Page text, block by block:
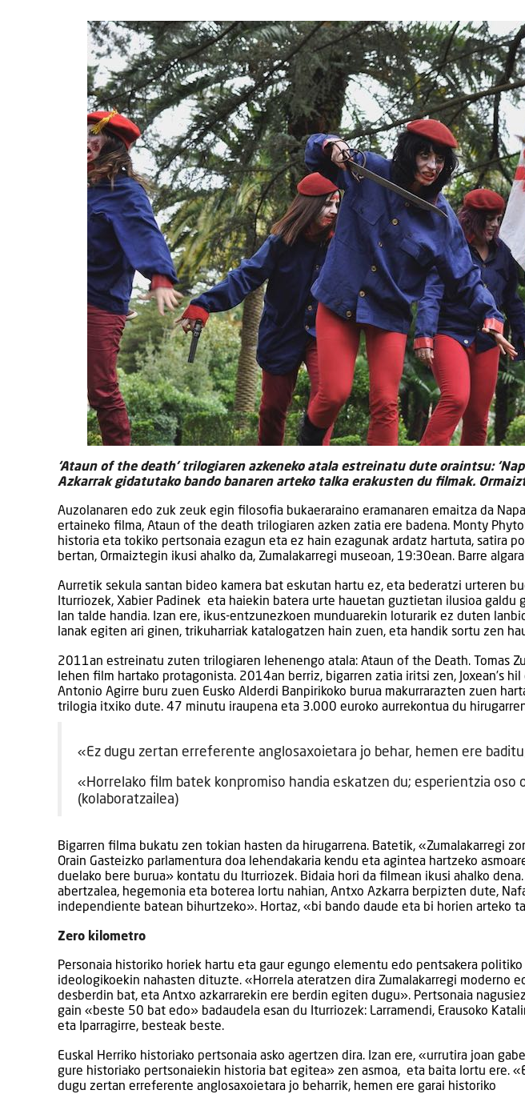
‘Ataun of the death’ trilogiaren azkeneko atala estreinatu dute oraintsu:
Azkarrak gidatutako bando banaren arteko talka erakusten du filmak.
Auzolanaren edo zuk zeuk egin filosofia bukaeraraino eramanaren emaitza da
ertaineko filma, Ataun of the death trilogiaren azken zatia ere badena. Monty
historia eta tokiko pertsonaia ezagun eta ez hain ezagunak ardatz hartuta, satira
bertan, Ormaiztegin ikusi ahalko da, Zumalakarregi museoan, 19:30ean. Barre
Aurretik sekula santan bideo kamera bat eskutan hartu ez, eta bederatzi urteren
Iturriozek, Xabier Padinek eta haiekin batera urte hauetan guztietan ilusioa galdu
lan talde handia. Izan ere, ikus-entzunezkoen munduarekin loturarik ez duten
lanak egiten ari ginen, trikuharriak katalogatzen hain zuen, eta handik sortu zen
2011an estreinatu zuten trilogiaren lehenengo atala: Ataun of the Death. Tomas
lehen film hartako protagonista. 2014an berriz, bigarren zatia iritsi zen, Joxean’s
Antonio Agirre buru zuen Eusko Alderdi Banpirikoko burua makurrarazten zuen
trilogia itxiko dute. 47 minutu iraupena eta 3.000 euroko aurrekontua du
«Ez dugu zertan erreferente anglosaxoietara jo behar, hemen ere
«Horrelako film batek konpromiso handia eskatzen du; esperientzia oso
(kolaboratzailea)
Bigarren filma bukatu zen tokian hasten da hirugarrena. Batetik, «Zumalakarregi
Orain Gasteizko parlamentura doa lehendakaria kendu eta agintea hartzeko
duelako bere burua» kontatu du Iturriozek. Bidaia hori da filmean ikusi ahalko
abertzalea, hegemonia eta boterea lortu nahian, Antxo Azkarra berpizten dute,
independiente batean bihurtzeko». Hortaz, «bi bando daude eta bi horien arteko
Zero kilometro
Personaia historiko horiek hartu eta gaur egungo elementu edo pentsakera
ideologikoekin nahasten dituzte. «Horrela ateratzen dira Zumalakarregi moderno
desberdin bat, eta Antxo azkarrarekin ere berdin egiten dugu». Pertsonaia nagusiez
gain «beste 50 bat edo» badaudela esan du Iturriozek: Larramendi, Erausoko
eta Iparragirre, besteak beste.
Euskal Herriko historiako pertsonaia asko agertzen dira. Izan ere, «urrutira joan gabe
gure historiako pertsonaiekin historia bat egitea» zen asmoa, eta baita lortu ere.
dugu zertan erreferente anglosaxoietara jo beharrik, hemen ere garai historiko